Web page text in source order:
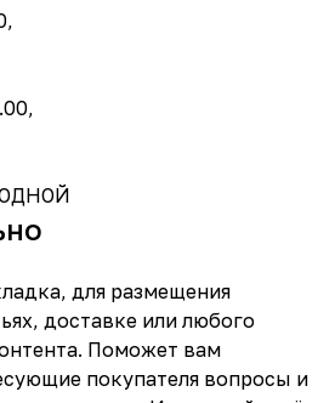
для размещения
доставке или любого
Поможет вам
покупателя вопросы и